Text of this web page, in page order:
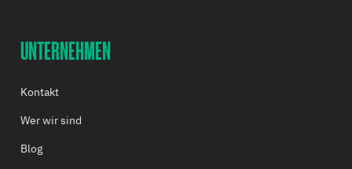
UNTERNEHMEN
Kontakt
Wer wir sind
Blog